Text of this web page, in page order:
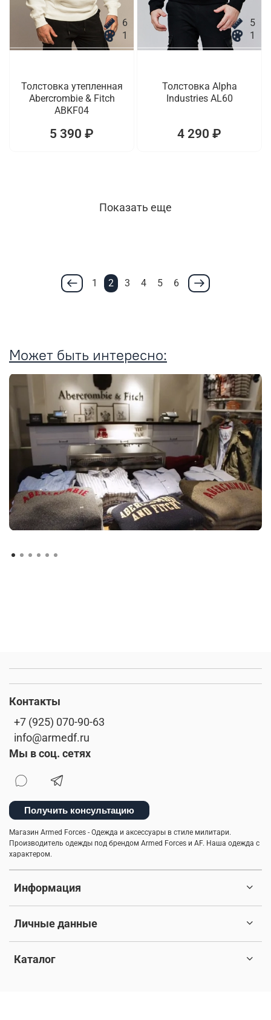
6
1
Толстовка утепленная
Abercrombie & Fitch
ABKF04
5 390 ₽
5
1
Толстовка Alpha
Industries AL60
4 290 ₽
Показать еще
1 2 3 4 5 6
Может быть интересно:
Информация
Личные данные
Каталог
Контакты
+7 (925) 070-90-63
info@armedf.ru
Мы в соц. сетях
Получить консультацию
Магазин Armed Forces - Одежда и аксессуары в стиле милитари.
Производитель одежды под брендом Armed Forces и AF. Наша одежда с
характером.